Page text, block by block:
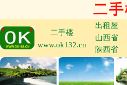
二
二手楼
www.ok132.cn
出租屋
山西省
陕西省